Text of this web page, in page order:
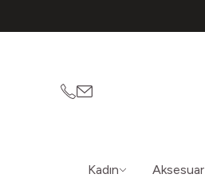
05362150565
vatkaliguve@gmail.com
Kadın Aksesuar